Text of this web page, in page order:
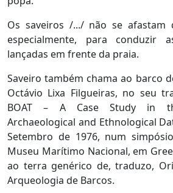
Os saveiros /.../ não se afastam
especialmente, para conduzir
lançadas em frente da praia.
Saveiro também chama ao barco
Octávio Lixa Filgueiras, no seu
BOAT – A Case Study in
Archaeological and Ethnological
Setembro de 1976, num
Museu Marítimo Nacional, em
ao terra genérico de, traduzo,
Arqueologia de Barcos.